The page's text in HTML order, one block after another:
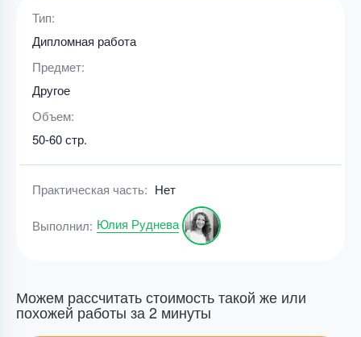
Тип:
Дипломная работа
Предмет:
Другое
Объем:
50-60 стр.
Практическая часть: Нет
Выполнил: Юлия Руднева
Можем рассчитать стоимость такой же или
похожей работы за 2 минуты